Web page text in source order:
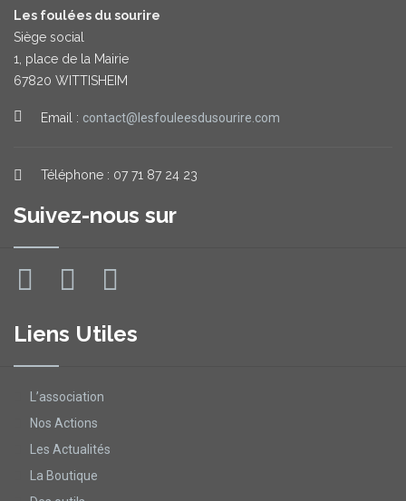
Les foulées du sourire
Siège social
1, place de la Mairie
67820 WITTISHEIM
Email : contact@lesfouleesdusourire.com
Téléphone : 07 71 87 24 23
Suivez-nous sur
Liens Utiles
L’association
Nos Actions
Les Actualités
La Boutique